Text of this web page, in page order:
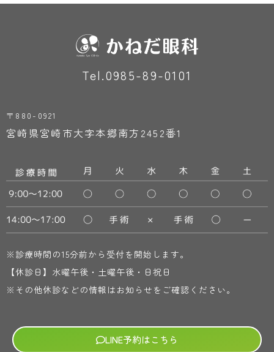
Tel.0985-89-0101
〒880-0921
宮崎県宮崎市大字本郷南方2452番1
※診療時間の15分前から受付を開始します。
【休診日】水曜午後・土曜午後・日祝日
※その他休診などの情報はお知らせをご確認ください。
LINE予約はこちら